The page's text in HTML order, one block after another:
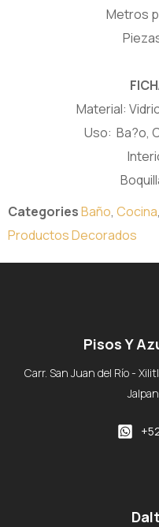
Metros
Material:
Uso: Ba?o,
CategoriesBaño, Cocina,
Productos Decorados
Pisos Y
Carr. San Juan del Río -